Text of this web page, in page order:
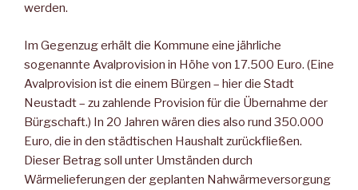
werden.
Im Gegenzug erhält die Kommune eine jährliche
sogenannte Avalprovision in Höhe von 17.500 Euro. (Eine
Avalprovision ist die einem Bürgen – hier die Stadt
Neustadt – zu zahlende Provision für die Übernahme der
Bürgschaft.) In 20 Jahren wären dies also rund 350.000
Euro, die in den städtischen Haushalt zurückfließen.
Dieser Betrag soll unter Umständen durch
Wärmelieferungen der geplanten Nahwärmeversorgung